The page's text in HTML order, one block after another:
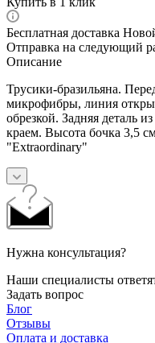
Бесплатная доставка
Отправка на следующий
Описание
Трусики-бразильяна.
микрофибры, линия
обрезкой. Задняя деталь
краем. Высота бочка 3,5
"Extraordinary"
Нужна консультация?
Наши специалисты
Задать вопрос
Блог
Отзывы
Оплата и доставка